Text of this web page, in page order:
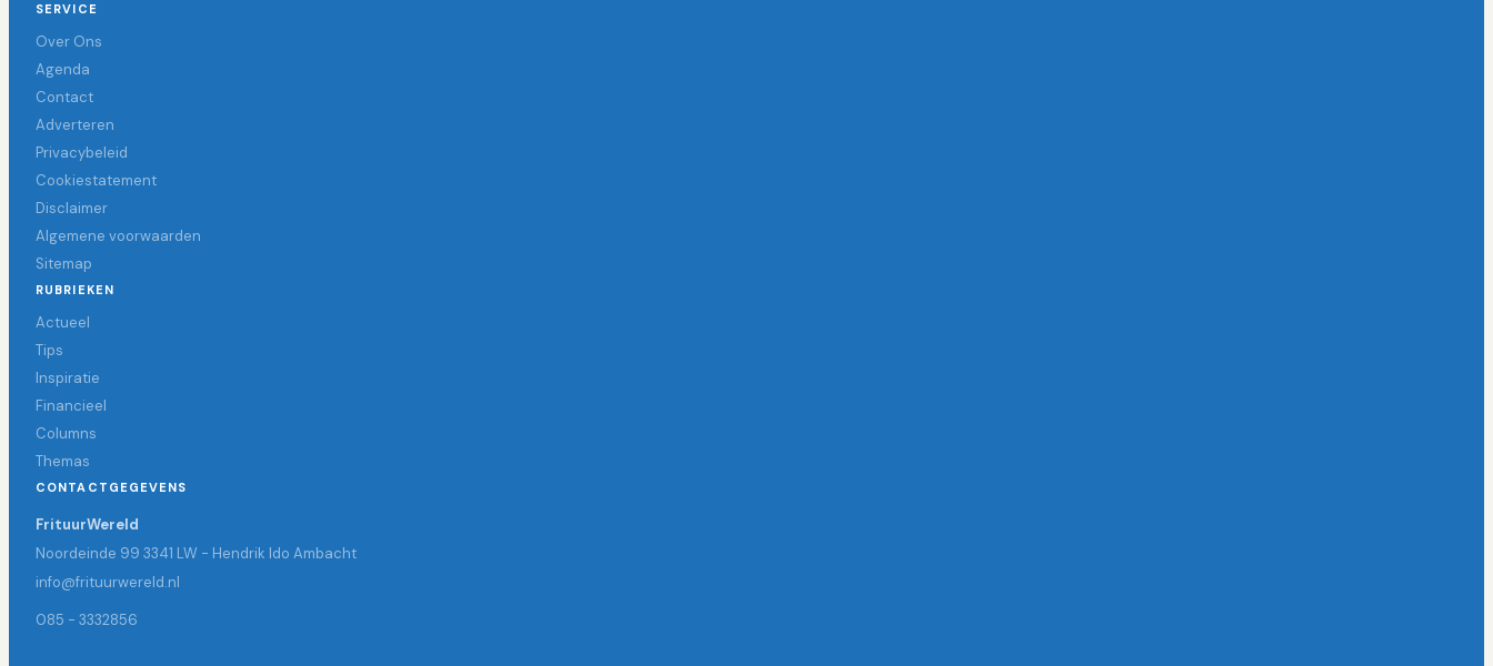
SERVICE
Over Ons
Agenda
Contact
Adverteren
Privacybeleid
Cookiestatement
Disclaimer
Algemene voorwaarden
Sitemap
RUBRIEKEN
Actueel
Tips
Inspiratie
Financieel
Columns
Themas
CONTACTGEGEVENS
FrituurWereld
Noordeinde 99 3341 LW - Hendrik Ido Ambacht
info@frituurwereld.nl
085 - 3332856